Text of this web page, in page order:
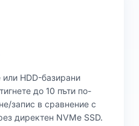
HDD-базирани
до 10 пъти по-
запис в сравнение с
директен NVMe SSD.